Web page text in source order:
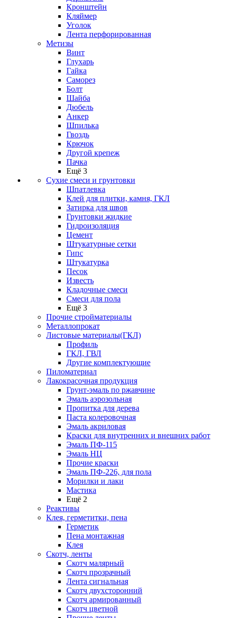
Кронштейн
Кляймер
Уголок
Лента перфорированная
Метизы
Винт
Глухарь
Гайка
Саморез
Болт
Шайба
Дюбель
Анкер
Шпилька
Гвоздь
Крючок
Другой крепеж
Пачка
Ещё 3
Сухие смеси и грунтовки
Шпатлевка
Клей для плитки, камня, ГКЛ
Затирка для швов
Грунтовки жидкие
Гидроизоляция
Цемент
Штукатурные сетки
Гипс
Штукатурка
Песок
Известь
Кладочные смеси
Смеси для пола
Ещё 3
Прочие стройматериалы
Металлопрокат
Листовые материалы(ГКЛ)
Профиль
ГКЛ, ГВЛ
Другие комплектующие
Пиломатериал
Лакокрасочная продукция
Грунт-эмаль по ржавчине
Эмаль аэрозольная
Пропитка для дерева
Паста колеровочная
Эмаль акриловая
Краски для внутренних и внешних работ
Эмаль ПФ-115
Эмаль НЦ
Прочие краски
Эмаль ПФ-226, для пола
Морилки и лаки
Мастика
Ещё 2
Реактивы
Клея, герметитки, пена
Герметик
Пена монтажная
Клея
Скотч, ленты
Скотч малярный
Скотч прозрачный
Лента сигнальная
Скотч двухсторонний
Скотч армированный
Скотч цветной